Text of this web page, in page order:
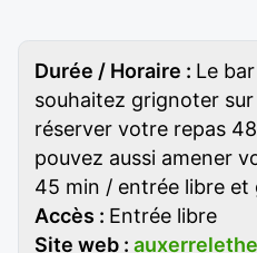
Durée / Horaire : Le
souhaitez grignoter
réserver votre repas
pouvez aussi amener
45 min / entrée libre et
Accès : Entrée libre
Site web :